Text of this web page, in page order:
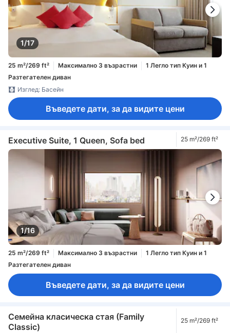
1/17
25 m²/269 ft² Максимално 3 възрастни
1 Легло тип Куин и 1
Разтегателен диван
Изглед: Басейн
Въведете дати, за да видите цени
Executive Suite, 1 Queen, Sofa bed 25 m²/269 ft²
1/16
25 m²/269 ft² Максимално 3 възрастни
1 Легло тип Куин и 1
Разтегателен диван
Въведете дати, за да видите цени
Семейна класическа стая (Family
Classic)
25 m²/269 ft²